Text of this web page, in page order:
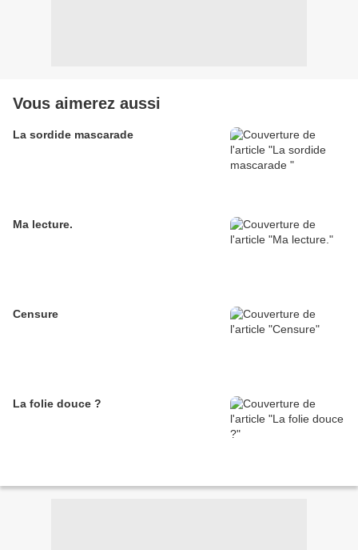
Vous aimerez aussi
La sordide mascarade
Ma lecture.
Censure
La folie douce ?